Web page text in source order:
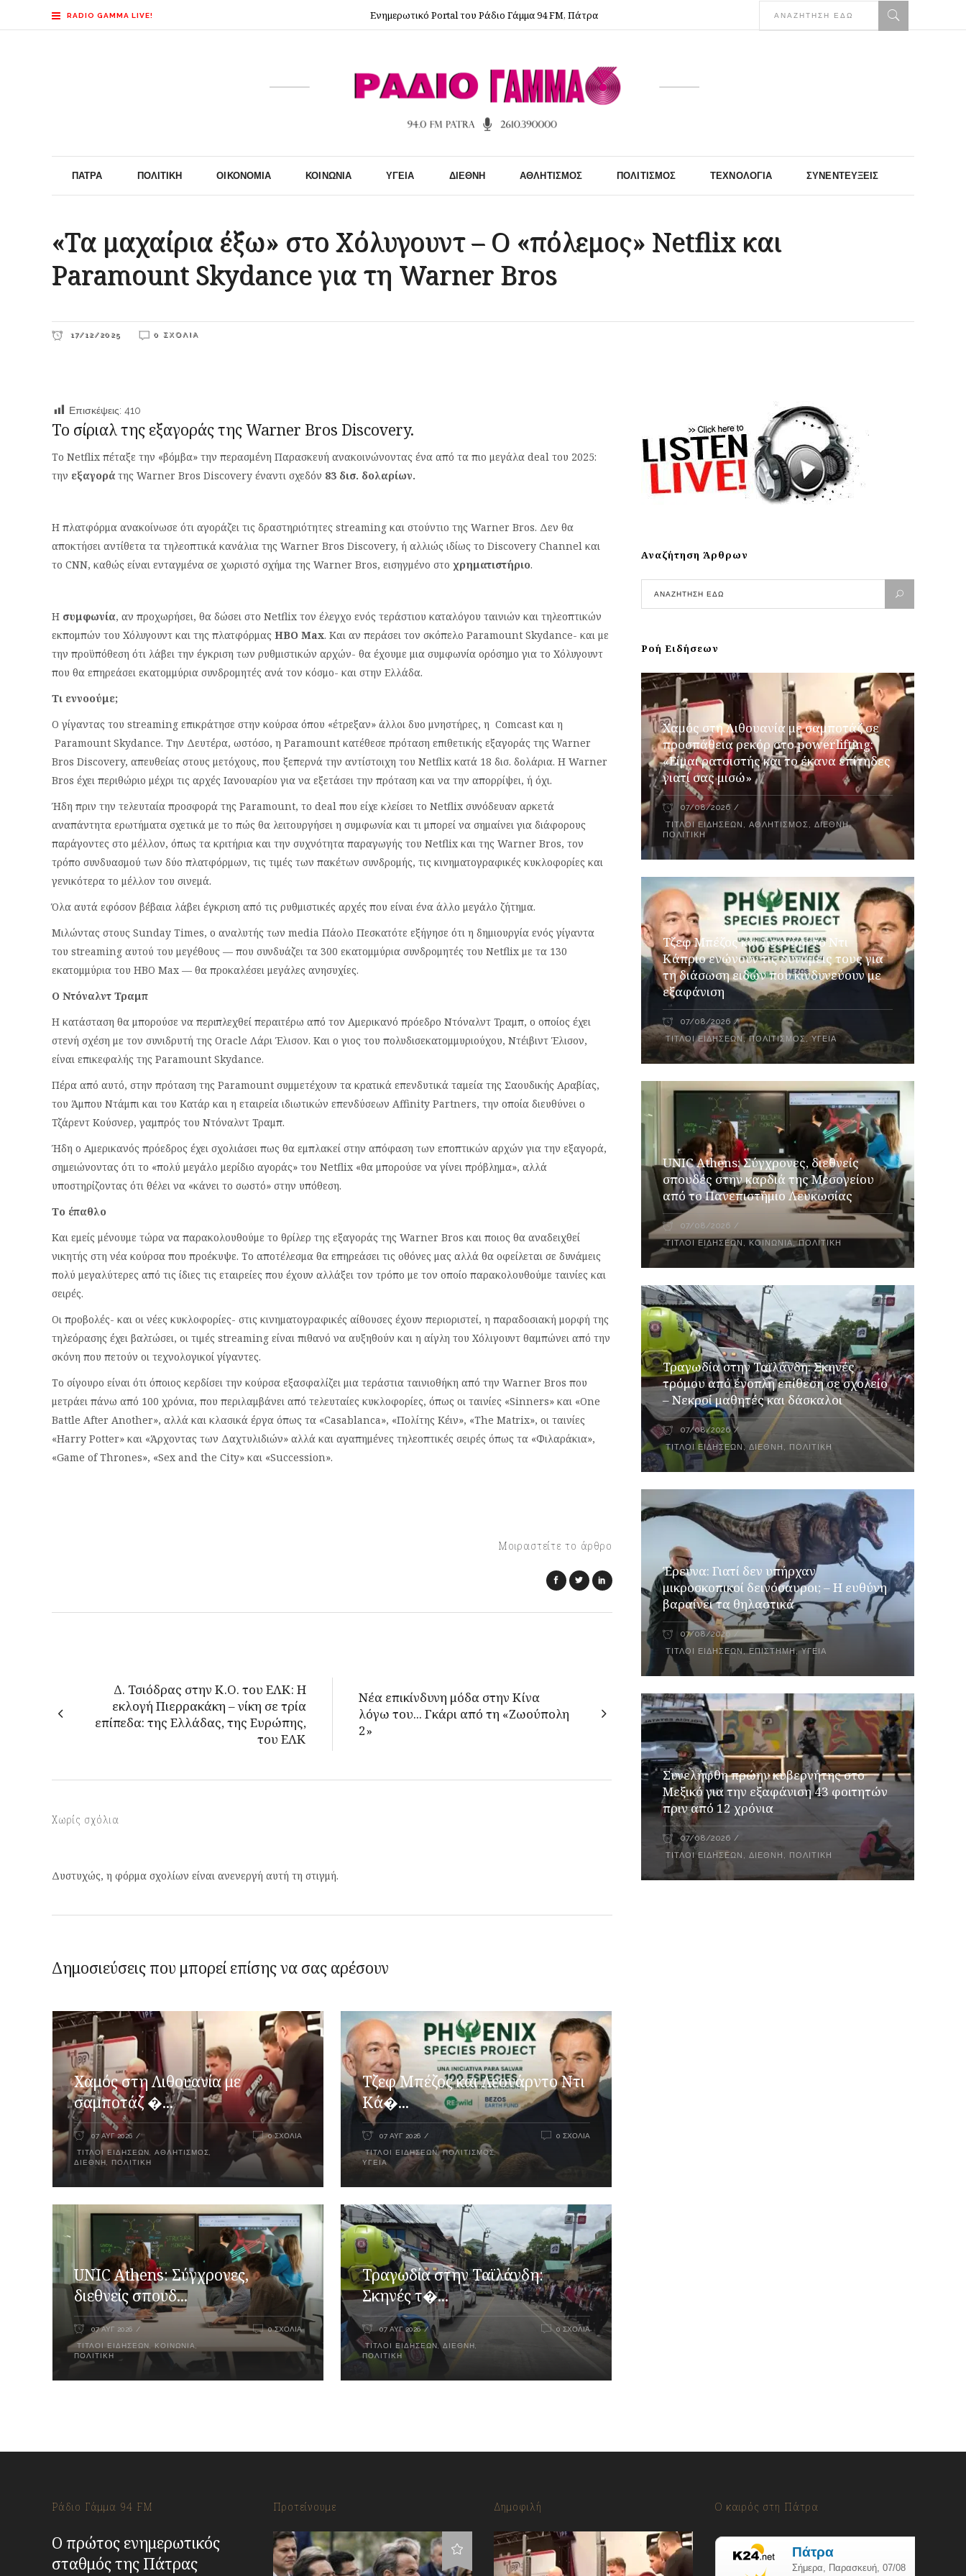
RADIO GAMMA LIVE! Ενημερωτικό Portal του Ράδιο Γάμμα 94 FM, Πάτρα
ΠΆΤΡΑ ΠΟΛΙΤΙΚΉ ΟΙΚΟΝΟΜΊΑ ΚΟΙΝΩΝΊΑ ΥΓΕΊΑ ΔΙΕΘΝΉ ΑΘΛΗΤΙΣΜΌΣ ΠΟΛΙΤΙΣΜΌΣ ΤΕΧΝΟΛΟΓΊΑ ΣΥΝΕΝΤΕΎΞΕΙΣ
«Τα μαχαίρια έξω» στο Χόλυγουντ – Ο «πόλεμος» Netflix και
Paramount Skydance για τη Warner Bros
17/12/2025 0 ΣΧΌΛΙΑ
Επισκέψεις: 410
Το σίριαλ της εξαγοράς της Warner Bros Discovery.
Το Netflix πέταξε την «βόμβα» την περασμένη Παρασκευή ανακοινώνοντας ​​ένα από τα πιο μεγάλα deal του 2025:
την εξαγορά της Warner Bros Discovery έναντι σχεδόν 83 δισ. δολαρίων.
Η πλατφόρμα ανακοίνωσε ότι αγοράζει τις δραστηριότητες streaming και στούντιο της Warner Bros. Δεν θα
αποκτήσει αντίθετα τα τηλεοπτικά κανάλια της Warner Bros Discovery, ή αλλιώς ιδίως το Discovery Channel και
το CNN, καθώς είναι ενταγμένα σε χωριστό σχήμα της Warner Bros, εισηγμένο στο χρηματιστήριο.
Η συμφωνία, αν προχωρήσει, θα δώσει στο Netflix τον έλεγχο ενός τεράστιου καταλόγου ταινιών και τηλεοπτικών
εκπομπών του Χόλυγουντ και της πλατφόρμας HBO Max. Και αν περάσει τον σκόπελο Paramount Skydance- και με
την προϋπόθεση ότι λάβει την έγκριση των ρυθμιστικών αρχών- θα έχουμε μια συμφωνία ορόσημο για το Χόλυγουντ
που θα επηρεάσει εκατομμύρια συνδρομητές ανά τον κόσμο- και στην Ελλάδα.
Τι εννοούμε;
Ο γίγαντας του streaming επικράτησε στην κούρσα όπου «έτρεξαν» άλλοι δυο μνηστήρες, η Comcast και η
Paramount Skydance. Την Δευτέρα, ωστόσο, η Paramount κατέθεσε πρόταση επιθετικής εξαγοράς της Warner
Bros Discovery, απευθείας στους μετόχους, που ξεπερνά την αντίστοιχη του Netflix κατά 18 δισ. δολάρια. H Warner
Bros έχει περιθώριο μέχρι τις αρχές Ιανουαρίου για να εξετάσει την πρόταση και να την απορρίψει, ή όχι.
Ήδη πριν την τελευταία προσφορά της Paramount, το deal που είχε κλείσει το Netflix συνόδευαν αρκετά
αναπάντητα ερωτήματα σχετικά με το πώς θα λειτουργήσει η συμφωνία και τι μπορεί να σημαίνει για διάφορους
παράγοντες στο μέλλον, όπως τα κριτήρια και την συχνότητα παραγωγής του Netflix και της Warner Bros, τον
τρόπο συνδυασμού των δύο πλατφόρμων, τις τιμές των πακέτων συνδρομής, τις κινηματογραφικές κυκλοφορίες και
γενικότερα το μέλλον του σινεμά.
Όλα αυτά εφόσον βέβαια λάβει έγκριση από τις ρυθμιστικές αρχές που είναι ένα άλλο μεγάλο ζήτημα.
Μιλώντας στους Sunday Times, ο αναλυτής των media Πάολο Πεσκατότε εξήγησε ότι η δημιουργία ενός γίγαντα
του streaming αυτού του μεγέθους — που συνδυάζει τα 300 εκατομμύρια συνδρομητές του Netflix με τα 130
εκατομμύρια του HBO Max — θα προκαλέσει μεγάλες ανησυχίες.
Ο Ντόναλντ Τραμπ
Η κατάσταση θα μπορούσε να περιπλεχθεί περαιτέρω από τον Αμερικανό πρόεδρο Ντόναλντ Τραμπ, ο οποίος έχει
στενή σχέση με τον συνιδρυτή της Oracle Λάρι Έλισον. Και ο γιος του πολυδισεκατομμυριούχου, Ντέιβιντ Έλισον,
είναι επικεφαλής της Paramount Skydance.
Πέρα από αυτό, στην πρόταση της Paramount συμμετέχουν τα κρατικά επενδυτικά ταμεία της Σαουδικής Αραβίας,
του Άμπου Ντάμπι και του Κατάρ και η εταιρεία ιδιωτικών επενδύσεων Affinity Partners, την οποία διευθύνει ο
Τζάρεντ Κούσνερ, γαμπρός του Ντόναλντ Τραμπ.
Ήδη ο Αμερικανός πρόεδρος έχει σχολιάσει πως θα εμπλακεί στην απόφαση των εποπτικών αρχών για την εξαγορά,
σημειώνοντας ότι το «πολύ μεγάλο μερίδιο αγοράς» του Netflix «θα μπορούσε να γίνει πρόβλημα», αλλά
υποστηρίζοντας ότι θέλει να «κάνει το σωστό» στην υπόθεση.
Το έπαθλο
Και εμείς μένουμε τώρα να παρακολουθούμε το θρίλερ της εξαγοράς της Warner Bros και ποιος θα αναδειχθεί
νικητής στη νέα κούρσα που προέκυψε. Το αποτέλεσμα θα επηρεάσει τις οθόνες μας αλλά θα οφείλεται σε δυνάμεις
πολύ μεγαλύτερες από τις ίδιες τις εταιρείες που έχουν αλλάξει τον τρόπο με τον οποίο παρακολουθούμε ταινίες και
σειρές.
Οι προβολές- και οι νέες κυκλοφορίες- στις κινηματογραφικές αίθουσες έχουν περιοριστεί, η παραδοσιακή μορφή της
τηλεόρασης έχει βαλτώσει, οι τιμές streaming είναι πιθανό να αυξηθούν και η αίγλη του Χόλιγουντ θαμπώνει από την
σκόνη που πετούν οι τεχνολογικοί γίγαντες.
Το σίγουρο είναι ότι όποιος κερδίσει την κούρσα εξασφαλίζει μια τεράστια ταινιοθήκη από την Warner Bros που
μετράει πάνω από 100 χρόνια, που περιλαμβάνει από τελευταίες κυκλοφορίες, όπως οι ταινίες «Sinners» και «One
Battle After Another», αλλά και κλασικά έργα όπως τα «Casablanca», «Πολίτης Κέιν», «The Matrix», οι ταινίες
«Harry Potter» και «Άρχοντας των Δαχτυλιδιών» αλλά και αγαπημένες τηλεοπτικές σειρές όπως τα «Φιλαράκια»,
«Game of Thrones», «Sex and the City» και «Succession».
Μοιραστείτε το άρθρο
Δ. Τσιόδρας στην Κ.Ο. του ΕΛΚ: Η
εκλογή Πιερρακάκη – νίκη σε τρία
επίπεδα: της Ελλάδας, της Ευρώπης,
του ΕΛΚ
Νέα επικίνδυνη μόδα στην Κίνα
λόγω του... Γκάρι από τη «Ζωούπολη
2»
Χωρίς σχόλια
Δυστυχώς, η φόρμα σχολίων είναι ανενεργή αυτή τη στιγμή.
Δημοσιεύσεις που μπορεί επίσης να σας αρέσουν
Χαμός στη Λιθουανία με
σαμποτάζ �...
07 ΑΥΓ 2026
ΤΊΤΛΟΙ ΕΙΔΉΣΕΩΝ ΑΘΛΗΤΙΣΜΌΣ
ΔΙΕΘΝΉ
ΠΟΛΙΤΙΚΉ
0 ΣΧΌΛΙΑ
Τζεφ Μπέζος και Λεονάρντο Ντι
Κά�...
07 ΑΥΓ 2026
ΤΊΤΛΟΙ ΕΙΔΉΣΕΩΝ,ΠΟΛΙΤΙΣΜΌΣ,
ΥΓΕΊΑ
0 ΣΧΌΛΙΑ
UNIC Athens: Σύγχρονες,
διεθνείς σπουδ...
07 ΑΥΓ 2026
ΤΊΤΛΟΙ ΕΙΔΉΣΕΩΝ ΚΟΙΝΩΝΊΑ
ΠΟΛΙΤΙΚΉ
0 ΣΧΌΛΙΑ
Τραγωδία στην Ταϊλάνδη:
Σκηνές τ�...
07 ΑΥΓ 2026
ΤΊΤΛΟΙ ΕΙΔΉΣΕΩΝ , ΔΙΕΘΝΉ
ΠΟΛΙΤΙΚΉ
0 ΣΧΌΛΙΑ
Αναζήτηση Άρθρων
Ροή Ειδήσεων
Χαμός στη Λιθουανία με σαμποτάζ σε
προσπάθεια ρεκόρ στο powerlifting:
«Είμαι ρατσιστής και το έκανα επίτηδες
γιατί σας μισώ»
07/08/2026
ΤΊΤΛΟΙ ΕΙΔΉΣΕΩΝ ,ΑΘΛΗΤΙΣΜΌΣ,ΔΙΕΘΝΉ,
ΠΟΛΙΤΙΚΉ
Τζεφ Μπέζος και Λεονάρντο Ντι
Κάπριο ενώνουν τις δυνάμεις τους για
τη διάσωση ειδών που κινδυνεύουν με
εξαφάνιση
07/08/2026
ΤΊΤΛΟΙ ΕΙΔΉΣΕΩΝ,ΠΟΛΙΤΙΣΜΌΣ,ΥΓΕΊΑ
UNIC Athens: Σύγχρονες, διεθνείς
σπουδές στην καρδιά της Μεσογείου
από το Πανεπιστήμιο Λευκωσίας
07/08/2026
ΤΊΤΛΟΙ ΕΙΔΉΣΕΩΝ , ΚΟΙΝΩΝΊΑ,ΠΟΛΙΤΙΚΉ
Τραγωδία στην Ταϊλάνδη: Σκηνές
τρόμου από ένοπλη επίθεση σε σχολείο
– Νεκροί μαθητές και δάσκαλοι
07/08/2026
ΤΊΤΛΟΙ ΕΙΔΉΣΕΩΝ,ΔΙΕΘΝΉ , ΠΟΛΙΤΙΚΉ
Έρευνα: Γιατί δεν υπήρχαν
μικροσκοπικοί δεινόσαυροι; – Η ευθύνη
βαραίνει τα θηλαστικά
07/08/2026
ΤΊΤΛΟΙ ΕΙΔΉΣΕΩΝ,ΕΠΙΣΤΉΜΗ,ΥΓΕΊΑ
Συνελήφθη πρώην κυβερνήτης στο
Μεξικό για την εξαφάνιση 43 φοιτητών
πριν από 12 χρόνια
07/08/2026
ΤΊΤΛΟΙ ΕΙΔΉΣΕΩΝ ,ΔΙΕΘΝΉ , ΠΟΛΙΤΙΚΉ
Ράδιο Γάμμα 94 FM
Ο πρώτος ενημερωτικός
σταθμός της Πάτρας
Προτείνουμε Δημοφιλή Ο καιρός στη Πάτρα